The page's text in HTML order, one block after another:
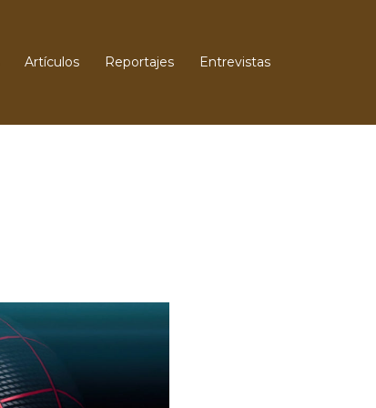
Artículos Reportajes Entrevistas